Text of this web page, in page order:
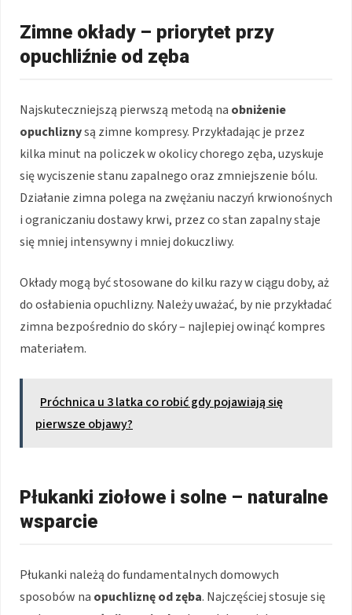
Zimne okłady – priorytet przy
opuchliźnie od zęba
Najskuteczniejszą pierwszą metodą na obniżenie
opuchliznysą zimne kompresy. Przykładając je przez
kilka minut na policzek w okolicy chorego zęba, uzyskuje
się wyciszenie stanu zapalnego oraz zmniejszenie bólu.
Działanie zimna polega na zwężaniu naczyń krwionośnych
i ograniczaniu dostawy krwi, przez co stan zapalny staje
się mniej intensywny i mniej dokuczliwy.
Okłady mogą być stosowane do kilku razy w ciągu doby, aż
do osłabienia opuchlizny. Należy uważać, by nie przykładać
zimna bezpośrednio do skóry – najlepiej owinąć kompres
materiałem.
Próchnica u 3 latka co robić gdy pojawiają się
pierwsze objawy?
Płukanki ziołowe i solne – naturalne
wsparcie
Płukanki należą do fundamentalnych domowych
sposobów na opuchliznę od zęba. Najczęściej stosuje się